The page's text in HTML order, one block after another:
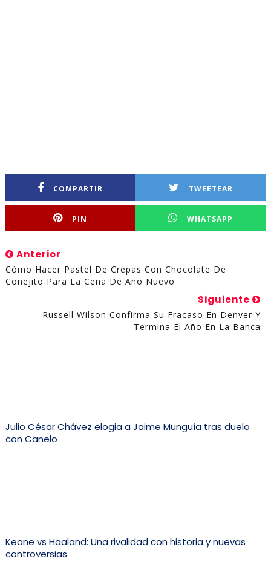
COMPARTIR TWEETEAR
PIN WHATSAPP
Anterior
Cómo Hacer Pastel De Crepas Con Chocolate De
Conejito Para La Cena De Año Nuevo
Siguiente
Russell Wilson Confirma Su Fracaso En Denver Y
Termina El Año En La Banca
Julio César Chávez elogia a Jaime Munguía tras duelo
con Canelo
Keane vs Haaland: Una rivalidad con historia y nuevas
controversias